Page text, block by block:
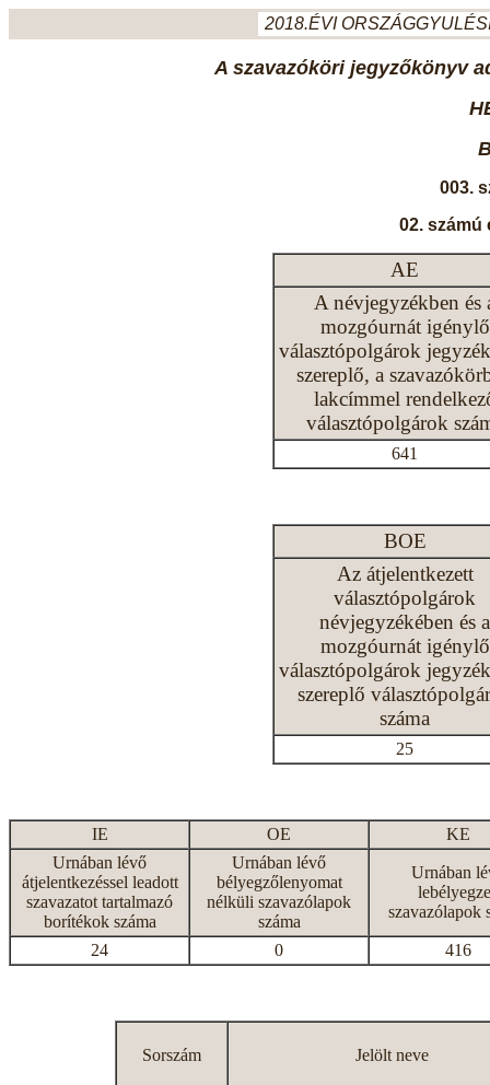
2018.ÉVI
A szavazóköri jegyzőkönyv
003.
02. számú
AE
A névjegyzékben és
mozgóurnát igénylő
választópolgárok
szereplő, a
lakcímmel
választópolgárok
641
BOE
Az átjelentkezett
választópolgárok
névjegyzékében és a
mozgóurnát igénylő
választópolgárok
szereplő
száma
25
IE OE
KE
Urnában lévő
átjelentkezéssel leadott
szavazatot tartalmazó
borítékok száma
Urnában lévő
bélyegzőlenyomat
nélküli szavazólapok
száma
Urnában
szavazólapok
24 0 416
Sorszám Jelölt neve